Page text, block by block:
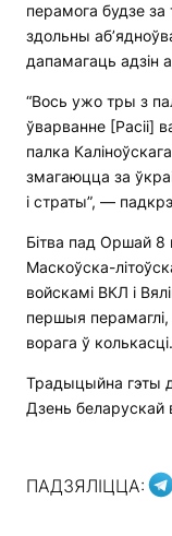
перамога будзе за
здольны
дапамагаць адзін
“Вось ужо тры з
ўварванне [Расіі]
палка
змагаюцца за
і страты”, —
Бітва пад Оршай 8
Маскоўска-
войскамі ВКЛ і
першыя
ворага ў колькасці.
Традыцыйна гэты
Дзень беларускай
ПАДЗЯЛІЦЦА: